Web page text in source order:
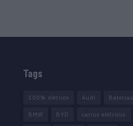
Tags
100% elétrico Audi Baterias
BMW BYD carros elétricos